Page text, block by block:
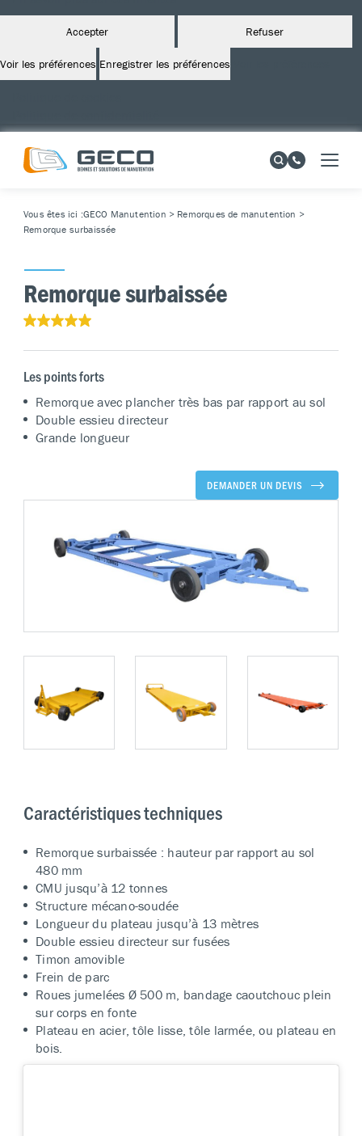
Accepter Refuser
Voir les préférences Enregistrer les préférences
Vous êtes ici :GECO Manutention > Remorques de manutention >
Remorque surbaissée
Remorque surbaissée
Les points forts
Remorque avec plancher très bas par rapport au sol
Double essieu directeur
Grande longueur
DEMANDER UN DEVIS
Caractéristiques techniques
Remorque surbaissée : hauteur par rapport au sol
480 mm
CMU jusqu’à 12 tonnes
Structure mécano-soudée
Longueur du plateau jusqu’à 13 mètres
Double essieu directeur sur fusées
Timon amovible
Frein de parc
Roues jumelées Ø 500 m, bandage caoutchouc plein
sur corps en fonte
Plateau en acier, tôle lisse, tôle larmée, ou plateau en
bois.